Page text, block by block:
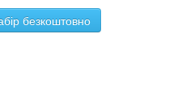
безкоштовно